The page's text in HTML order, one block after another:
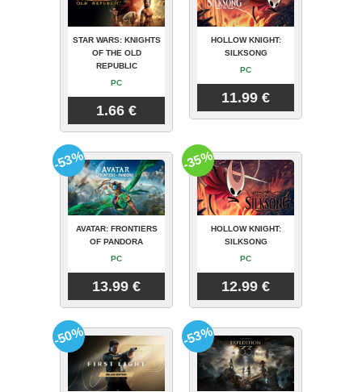
STAR WARS: KNIGHTS
OF THE OLD
REPUBLIC
PC
1.66 €
HOLLOW KNIGHT:
SILKSONG
PC
11.99 €
AVATAR: FRONTIERS
OF PANDORA
PC
13.99 €
-53%
HOLLOW KNIGHT:
SILKSONG
PC
12.99 €
-35%
-50% -53%